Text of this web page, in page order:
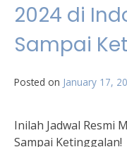
2024 di
Sampai
Posted on January 17,
Inilah Jadwal Resmi
Sampai Ketinggalan!